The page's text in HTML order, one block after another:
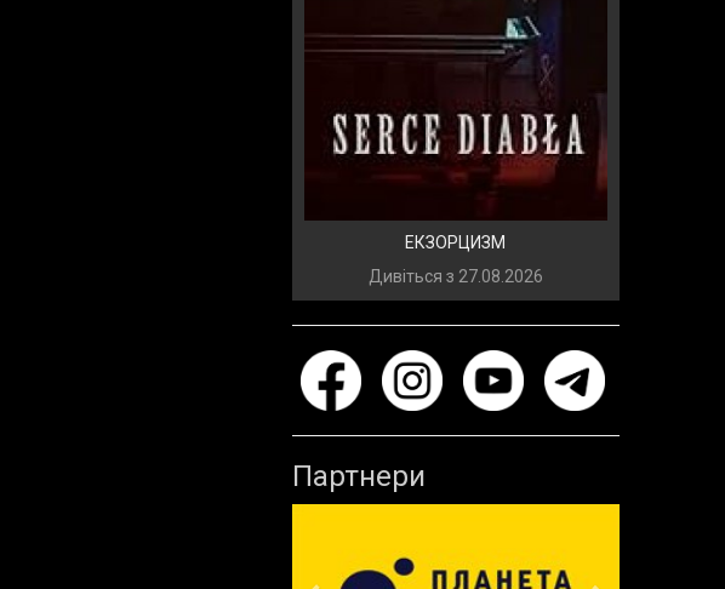
ЕКЗОРЦИЗМ
Дивіться з 27.08.2026
Партнери